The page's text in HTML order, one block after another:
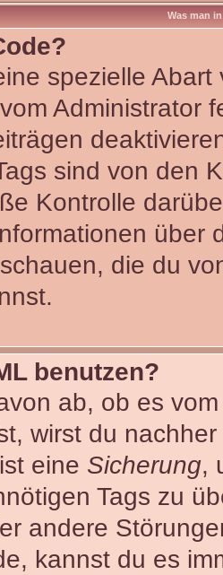
Was man
spezielle
Administrator
sind von den
Kontrolle
über
die du
benutzen?
ab, ob es
wirst du
eine Sicherung,
Tags zu
andere
kannst du es